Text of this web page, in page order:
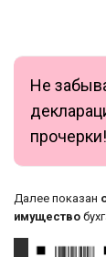
Не
прочерки!
Далее показан
имущество